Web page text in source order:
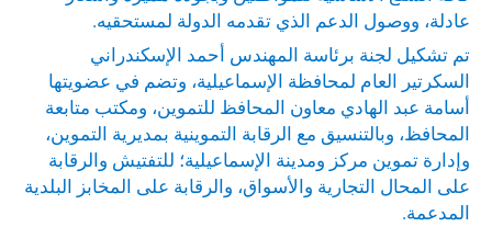
عادلة، ووصول الدعم الذي تقدمه الدولة لمستحقيه.
تم تشكيل لجنة برئاسة المهندس أحمد الإسكندراني
السكرتير العام لمحافظة الإسماعيلية، وتضم في عضويتها
أسامة عبد الهادي معاون المحافظ للتموين، ومكتب متابعة
المحافظ، وبالتنسيق مع الرقابة التموينية بمديرية التموين،
وإدارة تموين مركز ومدينة الإسماعيلية؛ للتفتيش والرقابة
على المحال التجارية والأسواق، والرقابة على المخابز البلدية
المدعمة.